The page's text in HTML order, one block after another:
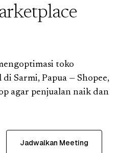
toko
Sarmi, Papua — Shopee,
agar penjualan naik dan
Jadwalkan Meeting